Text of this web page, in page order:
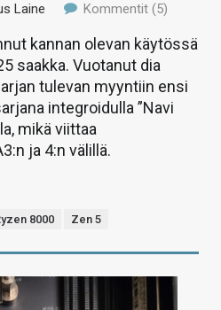
Laine Kommentit (5)
kannan olevan käytössä
saakka. Vuotanut dia
tulevan myyntiin ensi
integroidulla ”Navi
mikä viittaa
ja 4:n välillä.
8000 Zen 5